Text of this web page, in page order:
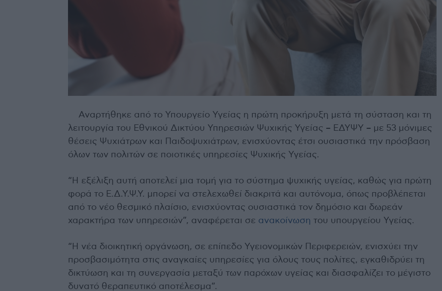
Αναρτήθηκε από το Υπουργείο Υγείας η πρώτη προκήρυξη μετά τη σύσταση και τη
λειτουργία του Εθνικού Δικτύου Υπηρεσιών Ψυχικής Υγείας – ΕΔΥΨΥ – με 53 μόνιμες
θέσεις Ψυχιάτρων και Παιδοψυχιάτρων, ενισχύοντας έτσι ουσιαστικά την πρόσβαση
όλων των πολιτών σε ποιοτικές υπηρεσίες Ψυχικής Υγείας.
“Η εξέλιξη αυτή αποτελεί μια τομή για το σύστημα ψυχικής υγείας, καθώς για πρώτη
φορά το Ε.Δ.Υ.Ψ.Υ. μπορεί να στελεχωθεί διακριτά και αυτόνομα, όπως προβλέπεται
από το νέο θεσμικό πλαίσιο, ενισχύοντας ουσιαστικά τον δημόσιο και δωρεάν
χαρακτήρα των υπηρεσιών”, αναφέρεται σε ανακοίνωση του υπουργείου Υγείας.
“Η νέα διοικητική οργάνωση, σε επίπεδο Υγειονομικών Περιφερειών, ενισχύει την
προσβασιμότητα στις αναγκαίες υπηρεσίες για όλους τους πολίτες, εγκαθιδρύει τη
δικτύωση και τη συνεργασία μεταξύ των παρόχων υγείας και διασφαλίζει το μέγιστο
δυνατό θεραπευτικό αποτέλεσμα”.